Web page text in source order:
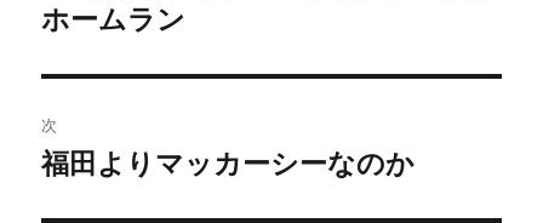
ナ
ビ
ゲ
ー
の
稿:
ホームラン
次
次
福田よりマッカーシーなのか